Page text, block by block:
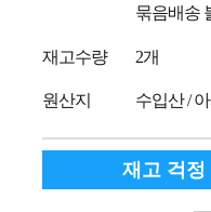
묶음배송
재고수량 2개
원산지 수입산 /
재고 걱